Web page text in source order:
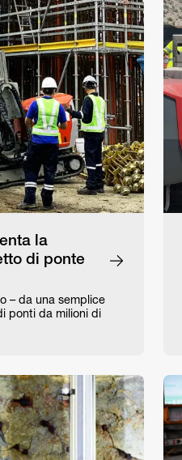
la
di ponte
– da una semplice
ponti da milioni di